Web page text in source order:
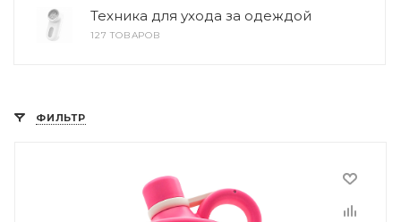
Техника для ухода за одеждой
127 ТОВАРОВ
ФИЛЬТР